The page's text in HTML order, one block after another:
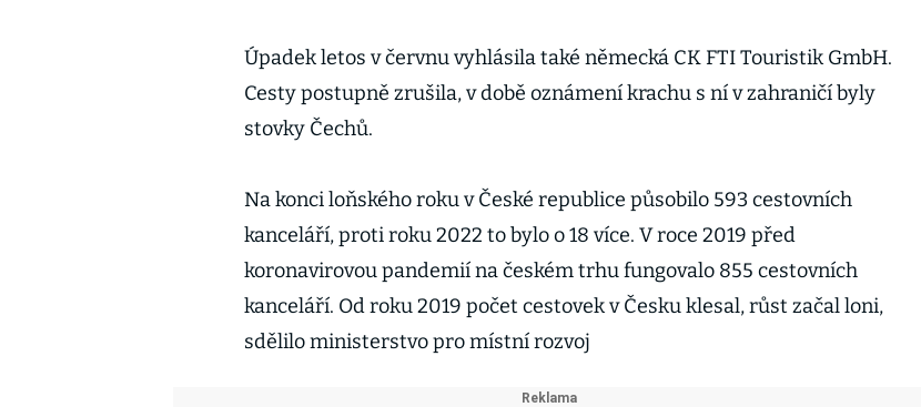
Úpadek letos v červnu vyhlásila také německá CK FTI Touristik GmbH.
Cesty postupně zrušila, v době oznámení krachu s ní v zahraničí byly
stovky Čechů.
Na konci loňského roku v České republice působilo 593 cestovních
kanceláří, proti roku 2022 to bylo o 18 více. V roce 2019 před
koronavirovou pandemií na českém trhu fungovalo 855 cestovních
kanceláří. Od roku 2019 počet cestovek v Česku klesal, růst začal loni,
sdělilo ministerstvo pro místní rozvoj